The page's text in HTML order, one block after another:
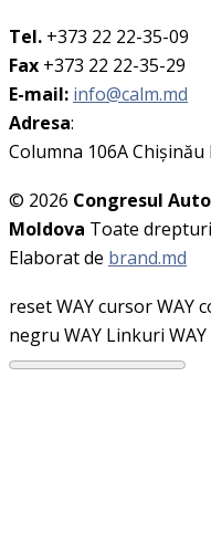
Tel. +373 22 22-35-09
Fax +373 22 22-35-29
E-mail: info@calm.md
Adresa:
Columna 106A
© 2026 Congresul
Moldova Toate
Elaborat de brand.md
reset WAYcursor WAY
negru WAY Linkuri WAY